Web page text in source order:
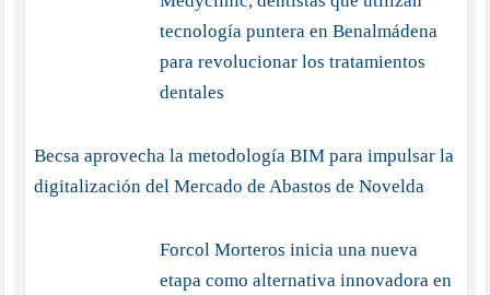
tecnología puntera en Benalmádena
para revolucionar los tratamientos
dentales
Becsa aprovecha la metodología BIM para impulsar la
digitalización del Mercado de Abastos de Novelda
Forcol Morteros inicia una nueva
etapa como alternativa innovadora en